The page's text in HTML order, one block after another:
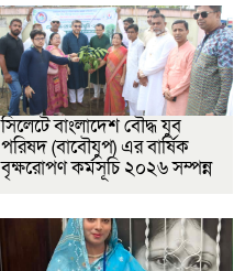
সিলেটে বাংলাদেশ বৌদ্ধ যুব
পরিষদ (বাবৌযুপ) এর বার্ষিক
বৃক্ষরোপণ কর্মসূচি ২০২৬ সম্পন্ন